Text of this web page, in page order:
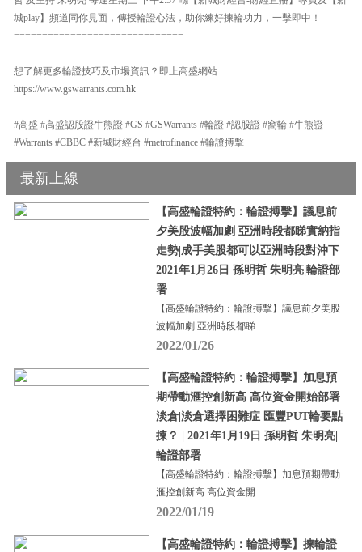
城play】頻道同你見面，傳授輪證心法，助你練好揀輪功力，一擊即中！
==============================
想了解更多輪證技巧及市場資訊？即上高盛網站
https://www.gswarrants.com.hk
#高盛 #高盛認股證牛熊證 #GS #GSWarrants #輪證 #認股證 #窩輪 #牛熊證
#Warrants #CBBC #新城財經台 #metrofinance #輪證搏擊
最新上線
【高盛輪證特約：輪證搏擊】議息前
夕美股波幅加劇 亞洲時段都睇實納指
走勢|成手美股都可以亞洲時段對沖下
2021年1月26日 孫明哲 朱明亮|輪證部
署
【高盛輪證特約：輪證搏擊】議息前夕美股
波幅加劇 亞洲時段都睇
2022/01/26
【高盛輪證特約：輪證搏擊】加息預
期帶動滙控創新高 高位資金開始部署
淡倉|淡倉選擇困難症 匯豐PUT輪要點
揀？ | 2021年1月19日 孫明哲 朱明亮|
輪證部署
【高盛輪證特約：輪證搏擊】加息預期帶動
滙控創新高 高位資金開
2022/01/19
【高盛輪證特約：輪證搏擊】揀輪證